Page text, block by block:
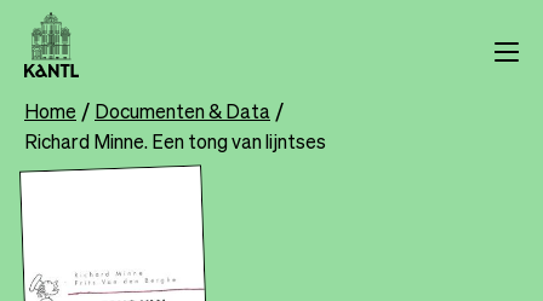
Overslaan
naar
inhoud
gaan
Breadcrumb
Home Documenten & Data
Richard Minne. Een tong van lijntses